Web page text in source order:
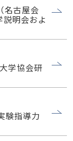
名古屋会
明会およ
学協会研
験指導力